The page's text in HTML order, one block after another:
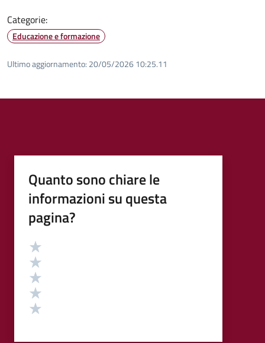
Categorie:
Educazione e formazione
Ultimo aggiornamento: 20/05/2026 10:25.11
Quanto sono chiare le
informazioni su questa
pagina?
Valutazione